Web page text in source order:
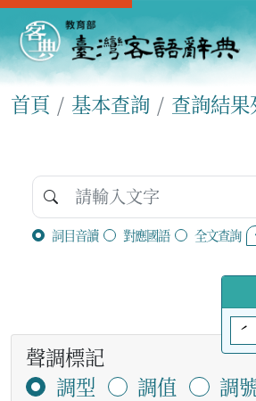
首頁 基本查詢 查詢結果
詞目音讀 對應國語 全文查詢
ˊ
聲調標記
調型
調值
調